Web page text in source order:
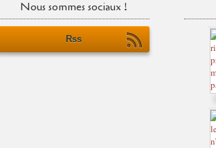
Nous sommes sociaux !
Rss